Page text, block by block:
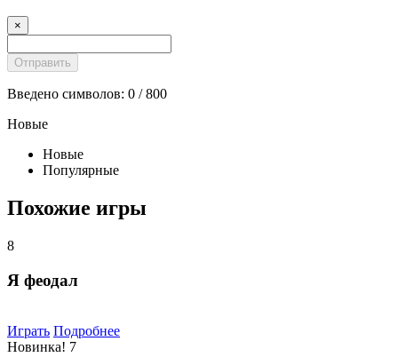
×
Введено символов: 0 / 800
Новые
Новые
Популярные
Похожие игры
8
Я феодал
Играть Подробнее
Новинка! 7